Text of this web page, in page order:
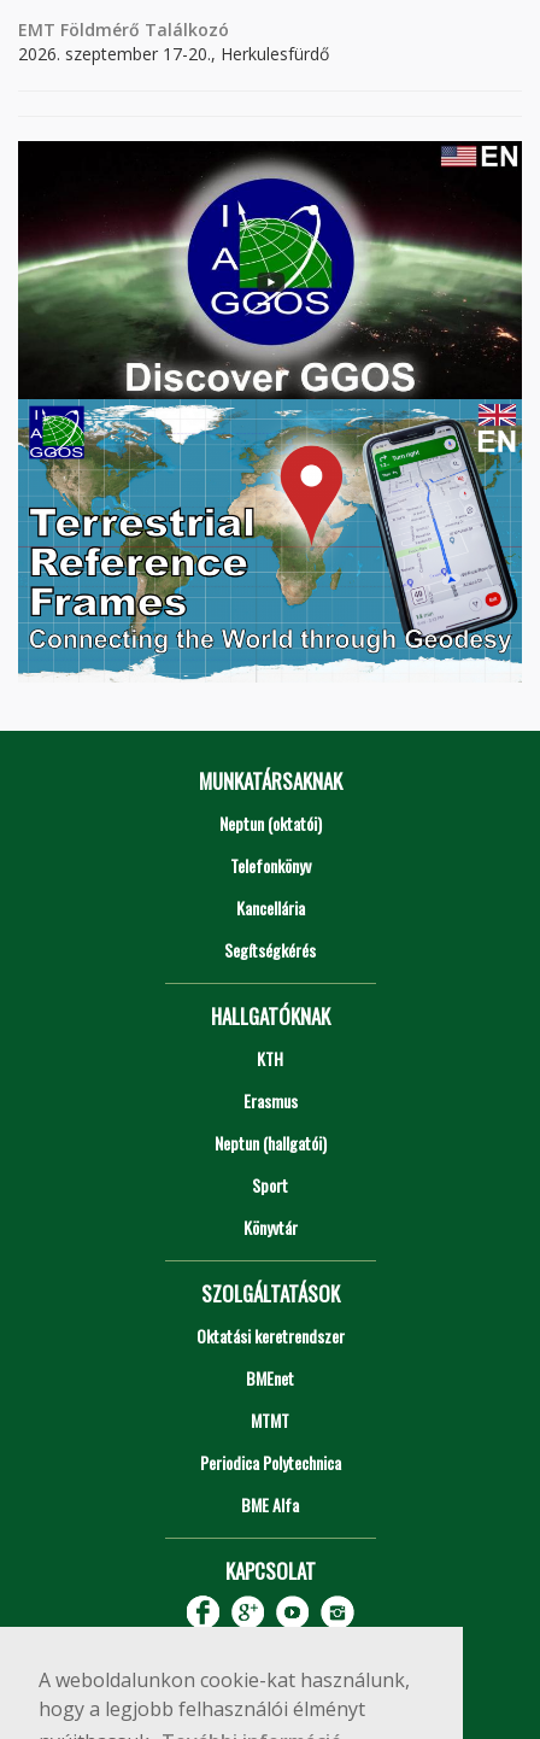
A weboldalunkon cookie-kat használunk,
hogy a legjobb felhasználói élményt
EMT Földmérő Találkozó
2026. szeptember 17-20., Herkulesfürdő
MUNKATÁRSAKNAK
Neptun (oktatói)
Telefonkönyv
Kancellária
Segítségkérés
HALLGATÓKNAK
KTH
Erasmus
Neptun (hallgatói)
Sport
Könyvtár
SZOLGÁLTATÁSOK
Oktatási keretrendszer
BMEnet
MTMT
Periodica Polytechnica
BME Alfa
KAPCSOLAT